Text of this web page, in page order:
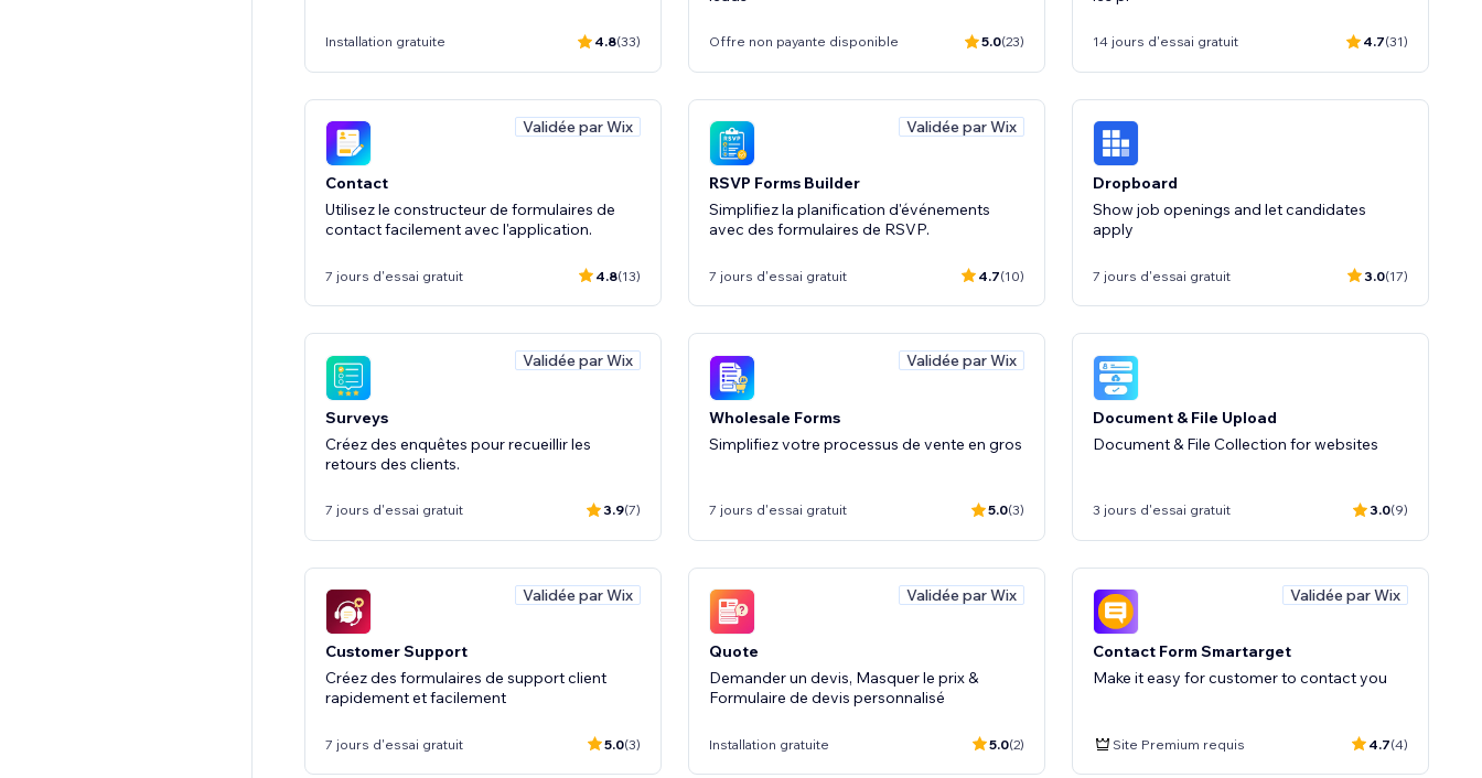
Installation gratuite 4.8(33) Offre non payante disponible 5.0(23) 14 jours d'essai gratuit 4.7(31)
Validée par Wix
Contact
Utilisez le constructeur de formulaires de
contact facilement avec l'application.
7 jours d'essai gratuit 4.8(13)
Validée par Wix
RSVP Forms Builder
Simplifiez la planification d'événements
avec des formulaires de RSVP.
7 jours d'essai gratuit 4.7(10)
Dropboard
Show job openings and let candidates
apply
7 jours d'essai gratuit 3.0(17)
Validée par Wix
Surveys
Créez des enquêtes pour recueillir les
retours des clients.
7 jours d'essai gratuit 3.9(7)
Validée par Wix
Wholesale Forms
Simplifiez votre processus de vente en gros
7 jours d'essai gratuit 5.0(3)
Document & File Upload
Document & File Collection for websites
3 jours d'essai gratuit 3.0(9)
Validée par Wix
Customer Support
Créez des formulaires de support client
rapidement et facilement
7 jours d'essai gratuit 5.0(3)
Validée par Wix
Quote
Demander un devis, Masquer le prix &
Formulaire de devis personnalisé
Installation gratuite 5.0(2)
Validée par Wix
Contact Form Smartarget
Make it easy for customer to contact you
Site Premium requis 4.7(4)